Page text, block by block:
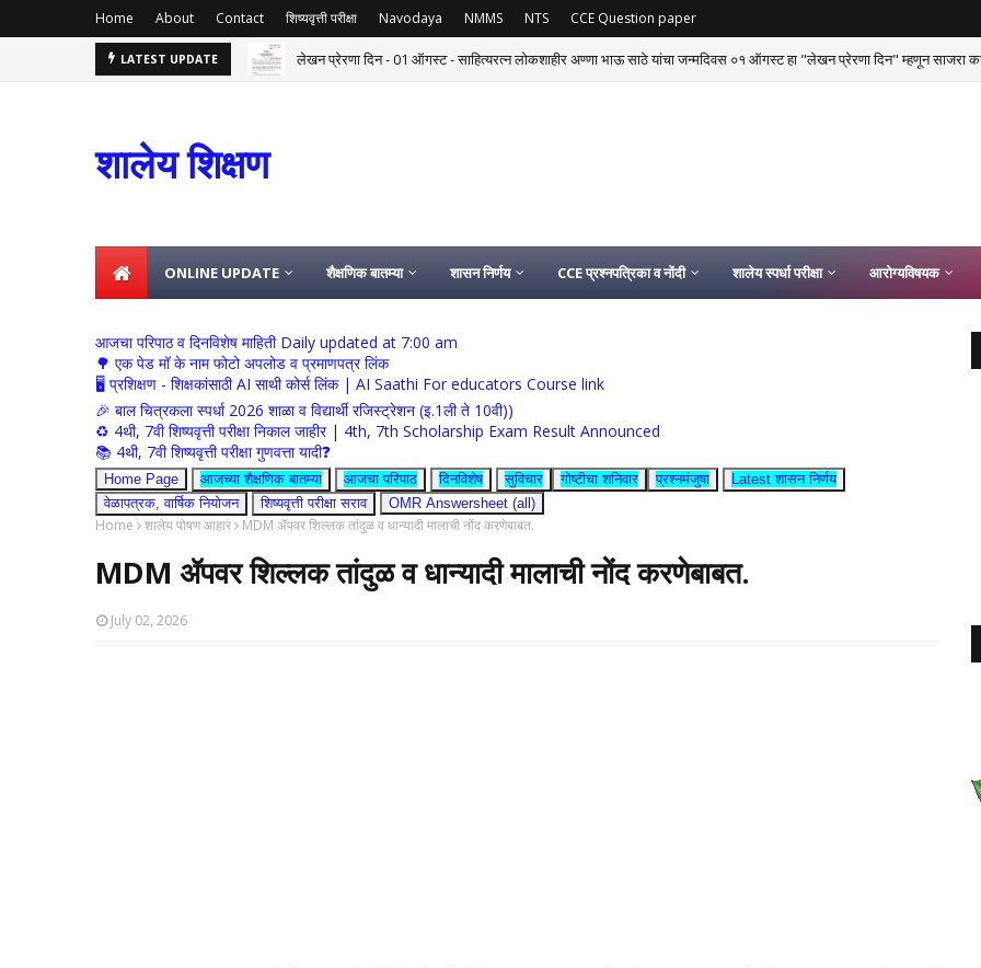
Home About Contact शिष्यवृत्ती परीक्षा Navodaya NMMS NTS CCE Question paper
LATEST UPDATE
Committee for Centralized Kitchen System | प्रधानमंत्री पोषण शक्ती निर्माण योजनेंतर्गत केंद्रीय स्वयंपाकगृह प्रणालीसंदर्भात
शालेय शिक्षण
ONLINE UPDATE शैक्षणिक बातम्या शासन निर्णय CCE प्रश्नपत्रिका व नोंदी शालेय स्पर्धा परीक्षा आरोग्यविषयक
आजचा परिपाठ व दिनविशेष माहिती Daily updated at 7:00 am
🌳 एक पेड मॉ के नाम फोटो अपलोड व प्रमाणपत्र लिंक
🖥 प्रशिक्षण - शिक्षकांसाठी AI साथी कोर्स लिंक | AI Saathi For educators Course link
🎉 बाल चित्रकला स्पर्धा 2026 शाळा व विद्यार्थी रजिस्ट्रेशन (इ.1ली ते 10वी))
♻️ 4थी, 7वी शिष्यवृत्ती परीक्षा निकाल जाहीर | 4th, 7th Scholarship Exam Result Announced
📚 4थी, 7वी शिष्यवृत्ती परीक्षा गुणवत्ता यादी❓
Home Page आजच्या शैक्षणिक बातम्या आजचा परिपाठ दिनविशेष सुविचार गोष्टीचा शनिवार प्रश्नमंजुषा
Latest शासन निर्णय
वेळापत्रक, वार्षिक नियोजन
शिष्यवृत्ती परीक्षा सराव OMR Answersheet (all)
Home शालेय पोषण आहार MDM ॲपवर शिल्लक तांदुळ व धान्यादी मालाची नोंद करणेबाबत.
MDM ॲपवर शिल्लक तांदुळ व धान्यादी मालाची नोंद करणेबाबत.
July 02, 2026